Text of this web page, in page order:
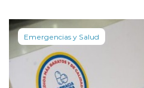
Emergencias y Salud